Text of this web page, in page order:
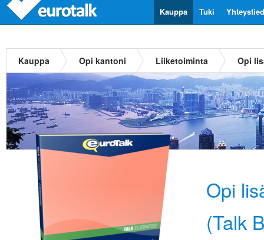
Tuki
Kauppa
Kauppa Opi kantoni Liiketoiminta Opi
Opi
(Talk